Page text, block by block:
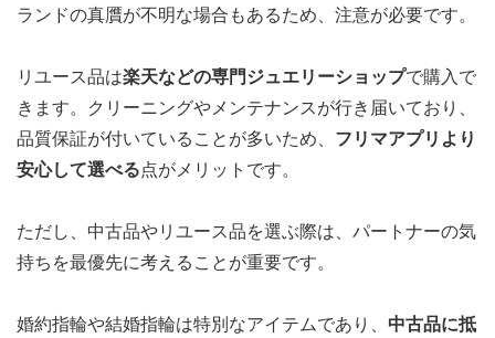
ランドの真贋が不明な場合もあるため、注意が必要です。
リユース品は楽天などの専門ジュエリーショップで購入で
きます。クリーニングやメンテナンスが行き届いており、
品質保証が付いていることが多いため、 フリマアプリより
安心して選べる点がメリットです。
ただし、中古品やリユース品を選ぶ際は、パートナーの気
持ちを最優先に考えることが重要です。
婚約指輪や結婚指輪は特別なアイテムであり、 中古品に抵